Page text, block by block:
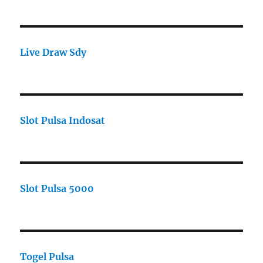
Live Draw Sdy
Slot Pulsa Indosat
Slot Pulsa 5000
Togel Pulsa